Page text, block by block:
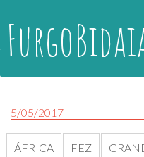
5/05/2017
ÁFRICA FEZ